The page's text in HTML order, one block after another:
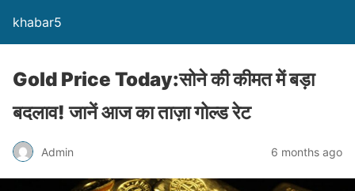
khabar5
Gold Price Today:सोने की कीमत में बड़ा
बदलाव! जानें आज का ताज़ा गोल्ड रेट
Admin 6 months ago